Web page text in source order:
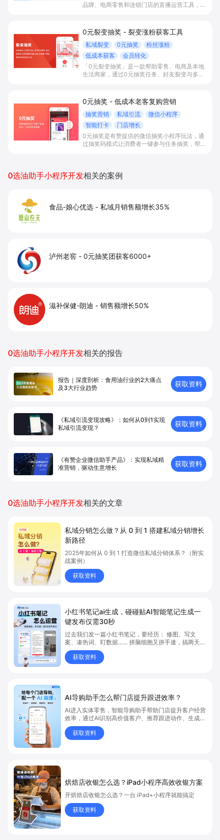
品牌、电商零售和连锁门店的直播运营工具，通
人、规范直播流程并提升直播转化与复购。
0元裂变抽奖 - 裂变涨粉获客工具
私域裂变 0元抽奖
粉丝涨粉
低成本获客
会员转化
「0元裂变抽奖」是一款帮助零售、电商及本地
生活商家，通过0元抽奖任务、好友裂变与多场
0元抽奖 - 低成本老客复购营销
抽奖营销 私域引流
微信小程序
智能打卡
门店增长
0元抽奖是有赞提供的微信抽奖小程序玩法，通
过抽奖码模式让消费者一键参与任务抽奖，帮助
0选油助手小程序开发相关的案例
食品-娘心优选 - 私域月销售额增长35%
泸州老窖 - 0元抽奖团获客6000+
滋补保健-朗迪 - 销售额增长50%
0选油助手小程序开发相关的报告
报告｜深度剖析：食用油行业的2大痛点
及3大行业趋势
获取资料
《私域引流变现攻略》：如何从0到1实现
私域引流变现？
获取资料
《有赞企业微信助手产品》：实现私域精
准营销，驱动生意增长
获取资料
0选油助手小程序开发相关的文章
私域分销怎么做？从 0 到 1 搭建私域分销增长
新路径
2025年如何从 0 到 1 打造微信私域分销体系？（附实
战案例）
获取资料
小红书笔记ai生成，碰碰贴AI智能笔记生成一
键发布仅需30秒
过去我们发一篇小红书笔记，要经历： 修图、写文
案、凑热词、盯数据…… 拼脑细胞又拼手速，搞两天还
没完。 发出去之后？阅读点赞寥寥无几。 现在，我们
实测了一套全新 AI 自动化种草系统，直接把门店顾客
体验一键“碰”上小红书， 👇👇👇 0成本写作，0门槛
获取资料
AI导购助手怎么帮门店提升跟进效率？
AI进入实体零售，智能导购助手帮助门店提升客户经营
效率，通过AI识别高价值客户、推荐跟进动作、生成销
售话术、辅助客户记录，让优秀导购经验可以被复制。
获取资料
烘焙店收银怎么选？iPad小程序高效收银方案
开烘焙店收银怎么选？一台 iPad+小程序就能搞定
获取资料